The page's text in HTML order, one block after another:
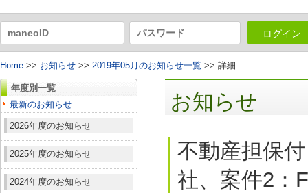
ログイン
Home >> お知らせ >> 2019年05月のお知らせ一覧 >> 詳細
年度別一覧
最新のお知らせ
2026年度のお知らせ
2025年度のお知らせ
2024年度のお知らせ
お知らせ
不動産担保
社、案件2：